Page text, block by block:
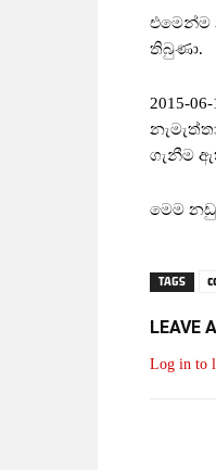
එමෙන්ම
තිබුණා.
2015-
ගැනීම
මෙම
TAGS
LEAVE
Log in to